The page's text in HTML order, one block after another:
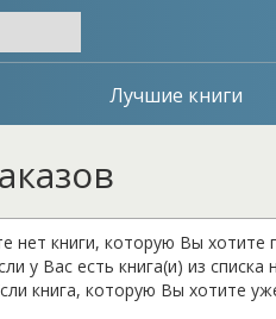
Лучшие книги
нет книги, которую Вы
у Вас есть книга(и) из
книга, которую Вы хотите